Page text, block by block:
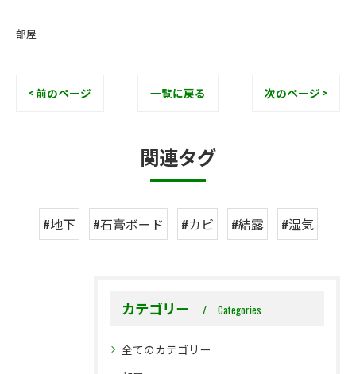
部屋
< 前のページ 一覧に戻る 次のページ >
関連タグ
#地下 #石膏ボード #カビ #結露 #湿気
カテゴリー Categories
全てのカテゴリー